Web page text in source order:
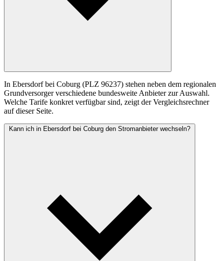
In Ebersdorf bei Coburg (PLZ 96237) stehen neben dem regionalen
Grundversorger verschiedene bundesweite Anbieter zur Auswahl.
Welche Tarife konkret verfügbar sind, zeigt der Vergleichsrechner
auf dieser Seite.
Kann ich in Ebersdorf bei Coburg den Stromanbieter wechseln?